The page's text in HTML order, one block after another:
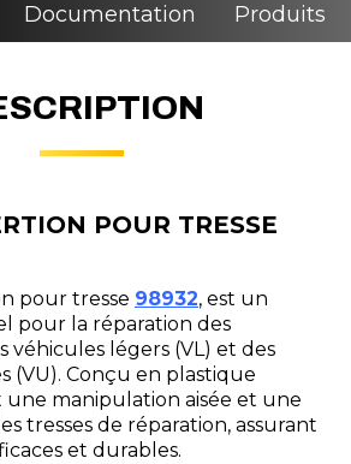
Documentation Produits
POUR TRESSE
pour tresse 98932, est un
pour la réparation des
véhicules légers (VL) et des
(VU). Conçu en plastique
une manipulation aisée et une
tresses de réparation, assurant
et durables.